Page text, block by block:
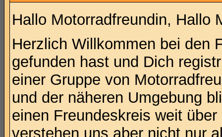
Hallo Motorradfreundin, Hallo
Herzlich Willkommen bei den
gefunden hast und Dich
einer Gruppe von
und der näheren Umgebung
einen Freundeskreis weit
verstehen uns aber nicht nur